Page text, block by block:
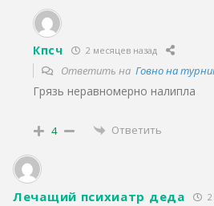
Кпсч 2 месяцев назад
Ответить на Говно на
Грязь неравномерно налипла
4 Ответить
Лечащий психиатр деда